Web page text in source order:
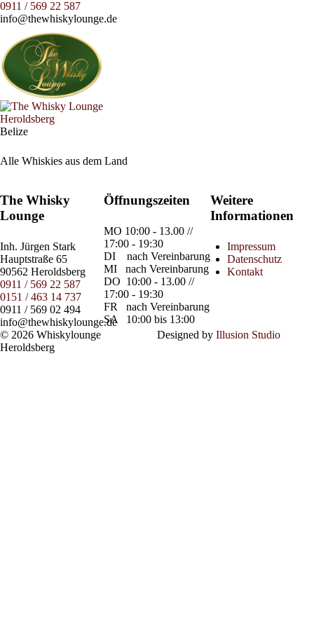
0911 / 569 22 587
info@thewhiskylounge.de
Belize
Alle Whiskies aus dem Land
The Whisky
Lounge
Inh. Jürgen Stark
Hauptstraße 65
90562 Heroldsberg
0911 / 569 22 587
0151 / 463 14 737
0911 / 569 02 494
info@thewhiskylounge.de
Öffnungszeiten
MO 10:00 - 13.00 //
17:00 - 19:30
DI
nach Vereinbarung
MI
nach Vereinbarung
DO 10:00 - 13.00 //
17:00 - 19:30
FR
nach Vereinbarung
SA
10:00 bis 13:00
Weitere
Informationen
Impressum
Datenschutz
Kontakt
© 2026 Whiskylounge
Heroldsberg
Designed by Illusion Studio